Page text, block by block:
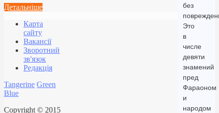
без
Это
в
числе
девяти
знамений
пред
Фараоном
и
народом
Детальніше
Карта
сайту
Вакансії
Зворотний
зв'язок
Редакція
Tangerine Green
Blue
Copyright © 2015